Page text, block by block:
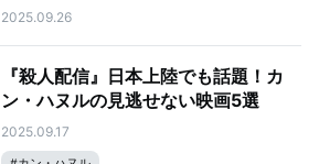
2025.09.26
『殺人配信』日本上陸でも話題！カ
ン・ハヌルの見逃せない映画5選
2025.09.17